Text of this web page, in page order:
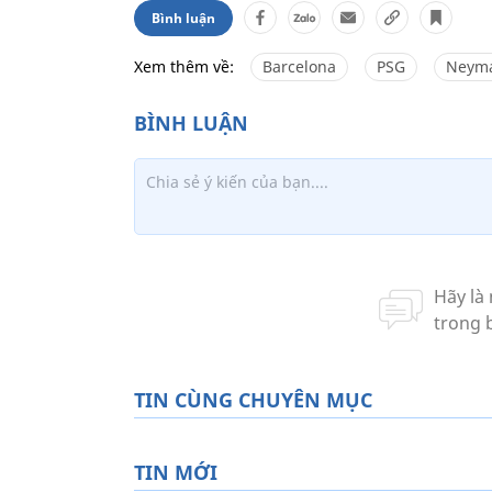
Bình luận
Xem thêm về: Barcelona PSG
TIN CÙNG CHUYÊN MỤC
TIN MỚI